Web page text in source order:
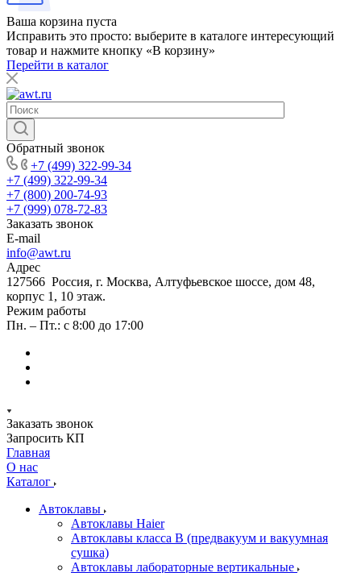
Ваша корзина пуста
Исправить это просто: выберите в каталоге интересующий
товар и нажмите кнопку «В корзину»
Перейти в каталог
Обратный звонок
+7 (499) 322-99-34
+7 (499) 322-99-34
+7 (800) 200-74-93
+7 (999) 078-72-83
Заказать звонок
E-mail
info@awt.ru
Адрес
127566 Россия, г. Москва, Алтуфьевское шоссе, дом 48,
корпус 1, 10 этаж.
Режим работы
Пн. – Пт.: с 8:00 до 17:00
Заказать звонок
Запросить КП
Главная
О нас
Каталог
Автоклавы
Автоклавы Haier
Автоклавы класса B (предвакуум и вакуумная
сушка)
Автоклавы лабораторные вертикальные